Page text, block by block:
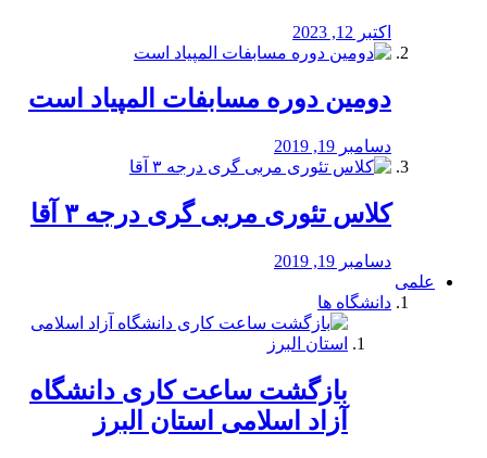
اکتبر 12, 2023
دومین دوره مسابفات المپیاد است
دسامبر 19, 2019
کلاس تئوری مربی گری درجه ۳ آقا
دسامبر 19, 2019
علمی
دانشگاه ها
بازگشت ساعت کاری دانشگاه
آزاد اسلامی استان البرز